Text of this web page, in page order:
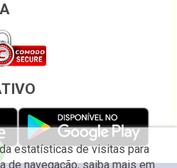
estatísticas de visitas para
de navegação, saiba mais em